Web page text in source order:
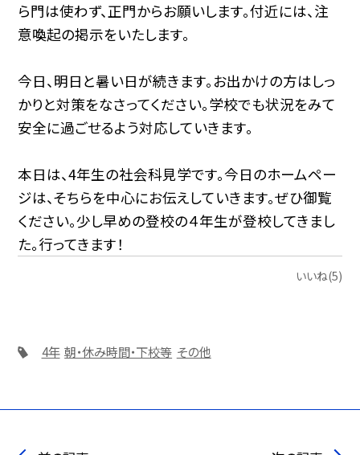
ら門は使わず、正門からお願いします。付近には、注
意喚起の掲示をいたします。
今日、明日と暑い日が続きます。お出かけの方はしっ
かりと対策をなさってください。学校でも状況をみて
安全に過ごせるよう対応していきます。
本日は、4年生の社会科見学です。今日のホームペー
ジは、そちらを中心にお伝えしていきます。ぜひ御覧
ください。少し早めの登校の４年生が登校してきまし
た。行ってきます！
いいね(5)
4年 朝・休み時間・下校等 その他